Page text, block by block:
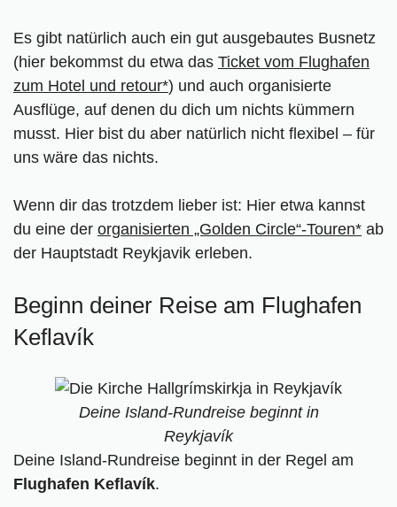
Es gibt natürlich auch ein gut ausgebautes Busnetz
(hier bekommst du etwa das Ticket vom Flughafen
zum Hotel und retour*) und auch organisierte
Ausflüge, auf denen du dich um nichts kümmern
musst. Hier bist du aber natürlich nicht flexibel – für
uns wäre das nichts.
Wenn dir das trotzdem lieber ist: Hier etwa kannst
du eine der organisierten „Golden Circle“-Touren* ab
der Hauptstadt Reykjavik erleben.
Beginn deiner Reise am Flughafen
Keflavík
Deine Island-Rundreise beginnt in
Reykjavík
Deine Island-Rundreise beginnt in der Regel am
Flughafen Keflavík.